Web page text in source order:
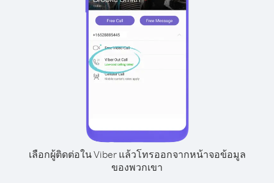
เลือกผู้ติดต่อใน Viber แล้วโทรออกจากหน้าจอข้อมูล
ของพวกเขา